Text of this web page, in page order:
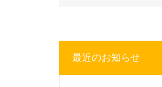
最近のお知らせ